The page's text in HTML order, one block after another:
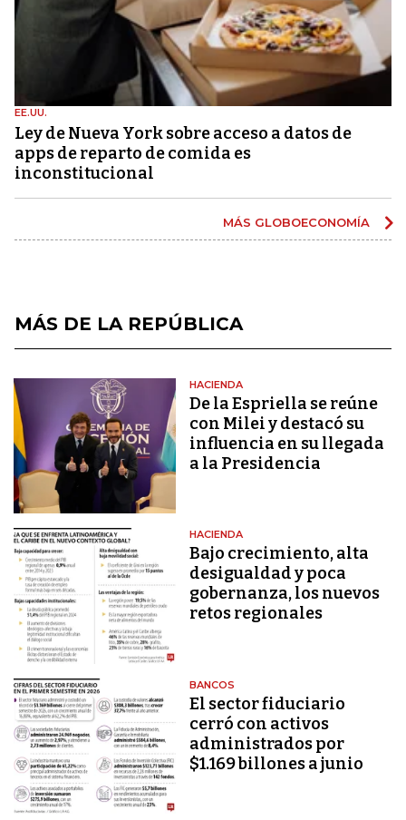
EE.UU.
Ley de Nueva York sobre acceso a datos de
apps de reparto de comida es
inconstitucional
MÁS GLOBOECONOMÍA
MÁS DE LA REPÚBLICA
HACIENDA
De la Espriella se reúne
con Milei y destacó su
influencia en su llegada
a la Presidencia
HACIENDA
Bajo crecimiento, alta
desigualdad y poca
gobernanza, los nuevos
retos regionales
BANCOS
El sector fiduciario
cerró con activos
administrados por
$1.169 billones a junio